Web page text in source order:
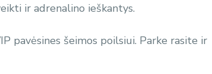
ir adrenalino ieškantys.
pavėsines šeimos poilsiui. Parke rasite ir